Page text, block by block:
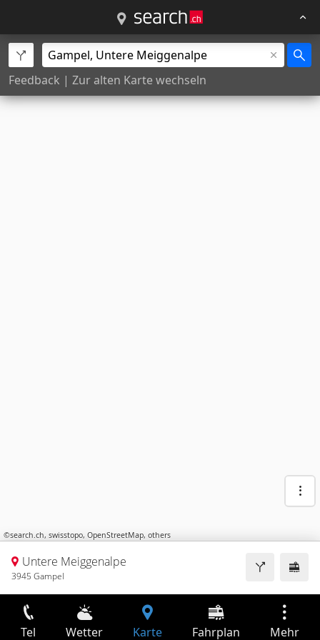
Feedback | Zur alten Karte wechseln
©search.ch, swisstopo, OpenStreetMap, others
Untere Meiggenalpe
3945 Gampel
Tel Wetter Karte Fahrplan Mehr